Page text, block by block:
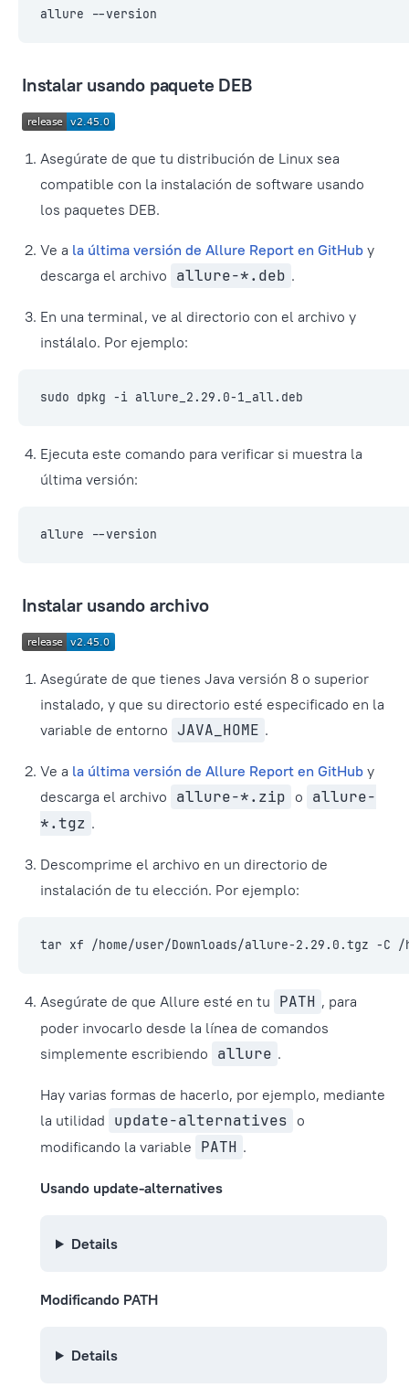
allure --version
Instalar usando paquete DEB
Asegúrate de que tu distribución de Linux sea
compatible con la instalación de software usando
los paquetes DEB.
Ve a la última versión de Allure Report en GitHub y
descarga el archivo allure-*.deb .
En una terminal, ve al directorio con el archivo y
instálalo. Por ejemplo:
sudo dpkg -i allure_2.29.0-1_all.deb
Ejecuta este comando para verificar si muestra la
última versión:
allure --version
Instalar usando archivo
Asegúrate de que tienes Java versión 8 o superior
instalado, y que su directorio esté especificado en la
variable de entorno JAVA_HOME .
Ve a la última versión de Allure Report en GitHub y
descarga el archivo allure-*.zip o allure-
*.tgz .
Descomprime el archivo en un directorio de
instalación de tu elección. Por ejemplo:
tar xf /home/user/Downloads/allure-2.29.0.tgz -C /
Asegúrate de que Allure esté en tu PATH , para
poder invocarlo desde la línea de comandos
simplemente escribiendo allure .
Hay varias formas de hacerlo, por ejemplo, mediante
la utilidad update-alternatives o
modificando la variable PATH .
Usando update-alternatives
Details
Modificando PATH
Details